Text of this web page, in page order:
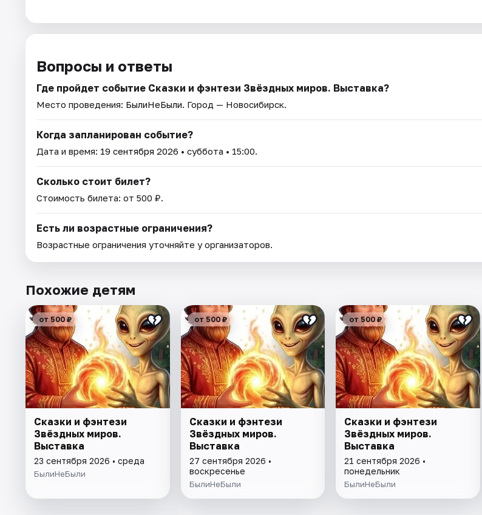
Вопросы и ответы
Где пройдет событие Сказки и фэнтези Звёздных миров. Выставка?
Место проведения: БылиНеБыли. Город — Новосибирск.
Когда запланирован событие?
Дата и время: 19 сентября 2026 • суббота • 15:00.
Сколько стоит билет?
Стоимость билета: от 500 ₽.
Есть ли возрастные ограничения?
Возрастные ограничения уточняйте у организаторов.
Похожие детям
от 500 ₽
Сказки и фэнтези
Звёздных миров.
Выставка
23 сентября 2026 • среда
БылиНеБыли
от 500 ₽
Сказки и фэнтези
Звёздных миров.
Выставка
27 сентября 2026 •
воскресенье
БылиНеБыли
от 500 ₽
Сказки и фэнтези
Звёздных миров.
Выставка
21 сентября 2026 •
понедельник
БылиНеБыли